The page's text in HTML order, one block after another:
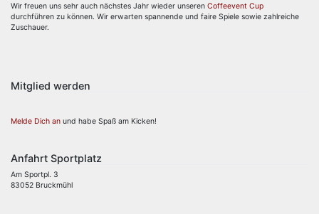
Wir freuen uns sehr auch nächstes Jahr wieder unseren Coffeevent Cup
durchführen zu können. Wir erwarten spannende und faire Spiele sowie zahlreiche
Zuschauer.
Mitglied werden
Melde Dich an und habe Spaß am Kicken!
Anfahrt Sportplatz
Am Sportpl. 3
83052 Bruckmühl